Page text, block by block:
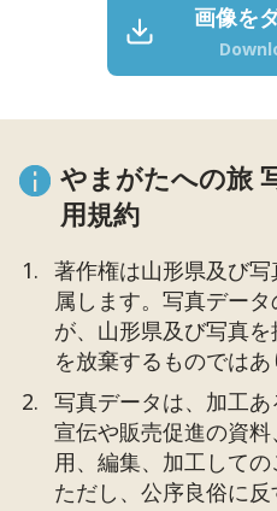
画像を
やまがたへの旅
用規約
著作権は山形県及び
属します。写真デー
が、山形県及び写真
を放棄するものではあ
写真データは、加工
宣伝や販売促進の資
用、編集、加工しての
ただし、公序良俗に